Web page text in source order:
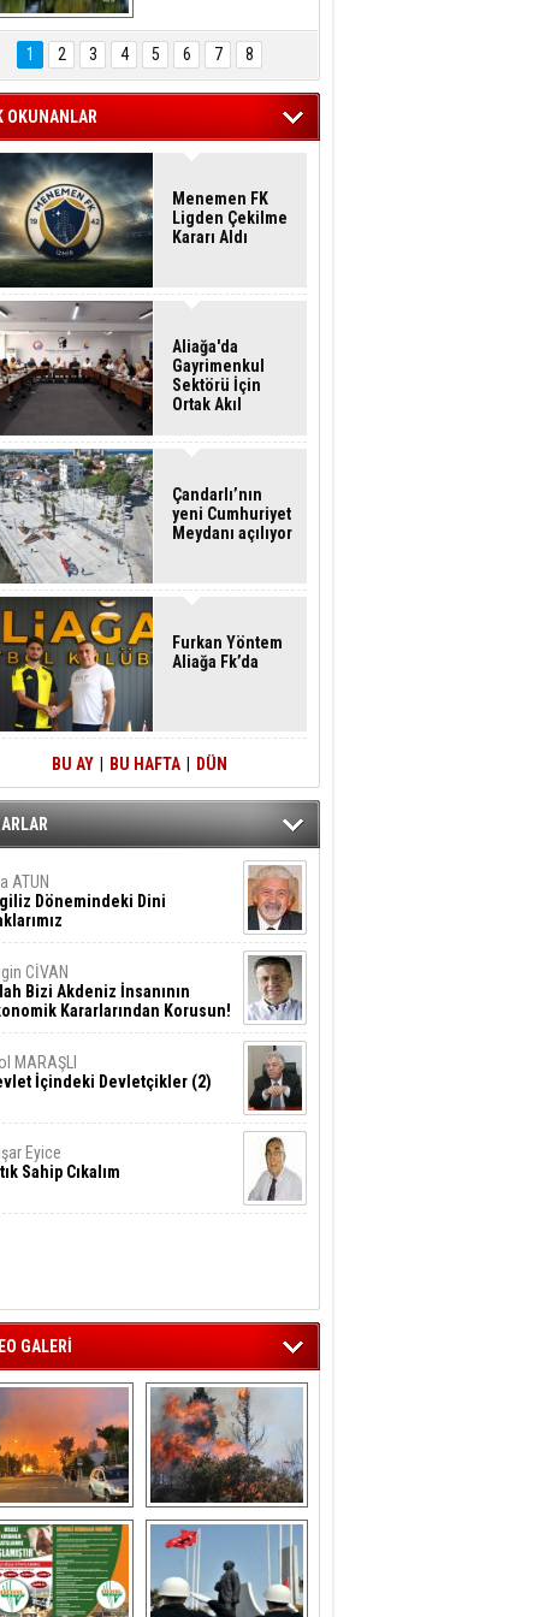
Hasan Eser'in
Objektifinden
1 2 3 4 5 6 7 8
OKUNANLAR
Menemen FK
Ligden Çekilme
Kararı Aldı
Aliağa'da
Gayrimenkul
Sektörü İçin
Ortak Akıl
Çandarlı’nın
yeni Cumhuriyet
Meydanı açılıyor
Furkan Yöntem
Aliağa Fk’da
BU AY BU HAFTA DÜN
ATUN
Dönemindeki Dini
CİVAN
Bizi Akdeniz İnsanının
Kararlarından Korusun!
MARAŞLI
İçindeki Devletçikler (2)
Eyice
Sahip Cıkalım
GALERİ
‘da  otluk
alanda çıkan
yangın evlere
sıçramadan
söndürüldü
Aliağa'nın Ciğerleri